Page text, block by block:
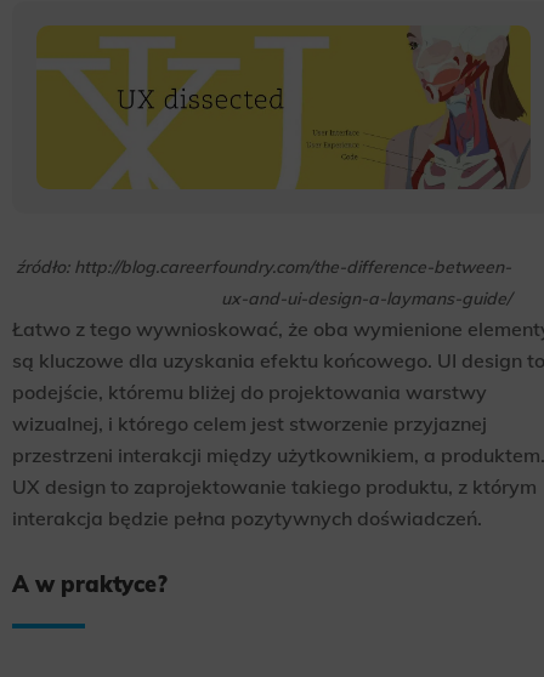
źródło: http://blog.careerfoundry.com/the-difference-between-
ux-and-ui-design-a-laymans-guide/
Łatwo z tego wywnioskować, że oba wymienione
są kluczowe dla uzyskania efektu końcowego. UI design to
podejście, któremu bliżej do projektowania warstwy
wizualnej, i którego celem jest stworzenie przyjaznej
przestrzeni interakcji między użytkownikiem, a produktem.
UX design to zaprojektowanie takiego produktu, z którym
interakcja będzie pełna pozytywnych doświadczeń.
A w praktyce?